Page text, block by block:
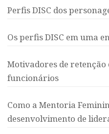
Perfis DISC dos
Os perfis DISC em uma
Motivadores de
funcionários
Como a Mentoria
desenvolvimento de